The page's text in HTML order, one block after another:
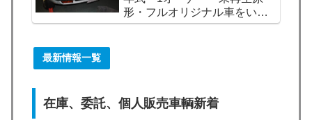
形・フルオリジナル車をいか
がですか。
最新情報一覧
在庫、委託、個人販売車輌新着